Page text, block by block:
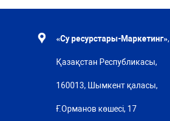
«Су ресурстары-Маркетинг»,
Қазақстан Республикасы,
160013, Шымкент қаласы,
Ғ.Орманов көшесі, 17